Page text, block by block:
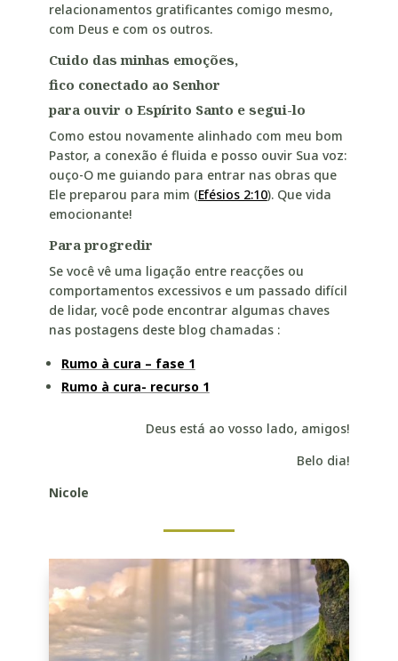
relacionamentos gratificantes comigo mesmo,
com Deus e com os outros.
Cuido das minhas emoções,
fico conectado ao Senhor
para ouvir o Espírito Santo e segui-lo
Como estou novamente alinhado com meu bom
Pastor, a conexão é fluida e posso ouvir Sua voz:
ouço-O me guiando para entrar nas obras que
Ele preparou para mim (Efésios 2:10). Que vida
emocionante!
Para progredir
Se você vê uma ligação entre reacções ou
comportamentos excessivos e um passado difícil
de lidar, você pode encontrar algumas chaves
nas postagens deste blog chamadas :
Rumo à cura – fase 1
Rumo à cura- recurso 1
Deus está ao vosso lado, amigos!
Belo dia!
Nicole